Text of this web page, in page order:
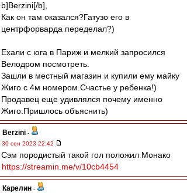
b]Berzini[/b],
Как он там оказался?Гатузо его в
центрфорварда переделал?)
Ехали с юга в Париж и мелкий запросился
Велодром посмотреть.
Зашли в местный магазин и купили ему майку
Жиго с 4м номером.Счастье у ребенка!)
Продавец еще удивлялся почему именно
Жиго.Пришлось объяснить)
Berzini -
30 сен 2023 22:42
Сэм породистый такой гол положил Монако
https://streamin.me/v/10cb4454
Карелин -